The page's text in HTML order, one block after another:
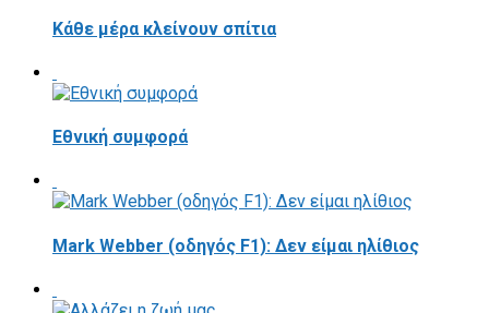
Κάθε μέρα κλείνουν σπίτια
Εθνική συμφορά
Mark Webber (οδηγός F1): Δεν είμαι ηλίθιος